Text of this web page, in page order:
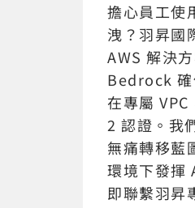
擔心員工使
洩？羽昇國
AWS 解決
Bedrock 確
在專屬
2 認證。我
無痛轉移藍
環境下發揮
即聯繫羽昇